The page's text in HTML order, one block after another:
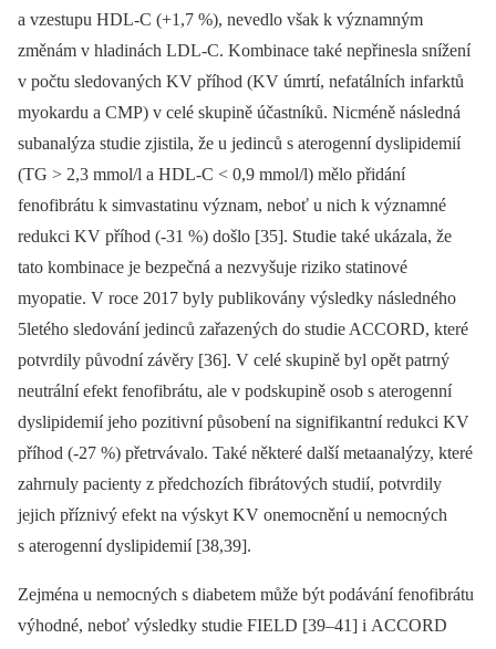
a vzestupu HDL-C (+1,7 %), nevedlo však k významným
změnám v hladinách LDL-C. Kombinace také nepřinesla snížení
v počtu sledovaných KV příhod (KV úmrtí, nefatálních infarktů
myokardu a CMP) v celé skupině účastníků. Nicméně následná
subanalýza studie zjistila, že u jedinců s aterogenní dyslipidemií
(TG > 2,3 mmol/l a HDL-C < 0,9 mmol/l) mělo přidání
fenofibrátu k simvastatinu význam, neboť u nich k významné
redukci KV příhod (-31 %) došlo [35]. Studie také ukázala, že
tato kombinace je bezpečná a nezvyšuje riziko statinové
myopatie. V roce 2017 byly publikovány výsledky následného
5letého sledování jedinců zařazených do studie ACCORD, které
potvrdily původní závěry [36]. V celé skupině byl opět patrný
neutrální efekt fenofibrátu, ale v podskupině osob s aterogenní
dyslipidemií jeho pozitivní působení na signifikantní redukci KV
příhod (-27 %) přetrvávalo. Také některé další metaanalýzy, které
zahrnuly pacienty z předchozích fibrátových studií, potvrdily
jejich příznivý efekt na výskyt KV onemocnění u nemocných
s aterogenní dyslipidemií [38,39].
Zejména u nemocných s diabetem může být podávání fenofibrátu
výhodné, neboť výsledky studie FIELD [39–41] i ACCORD